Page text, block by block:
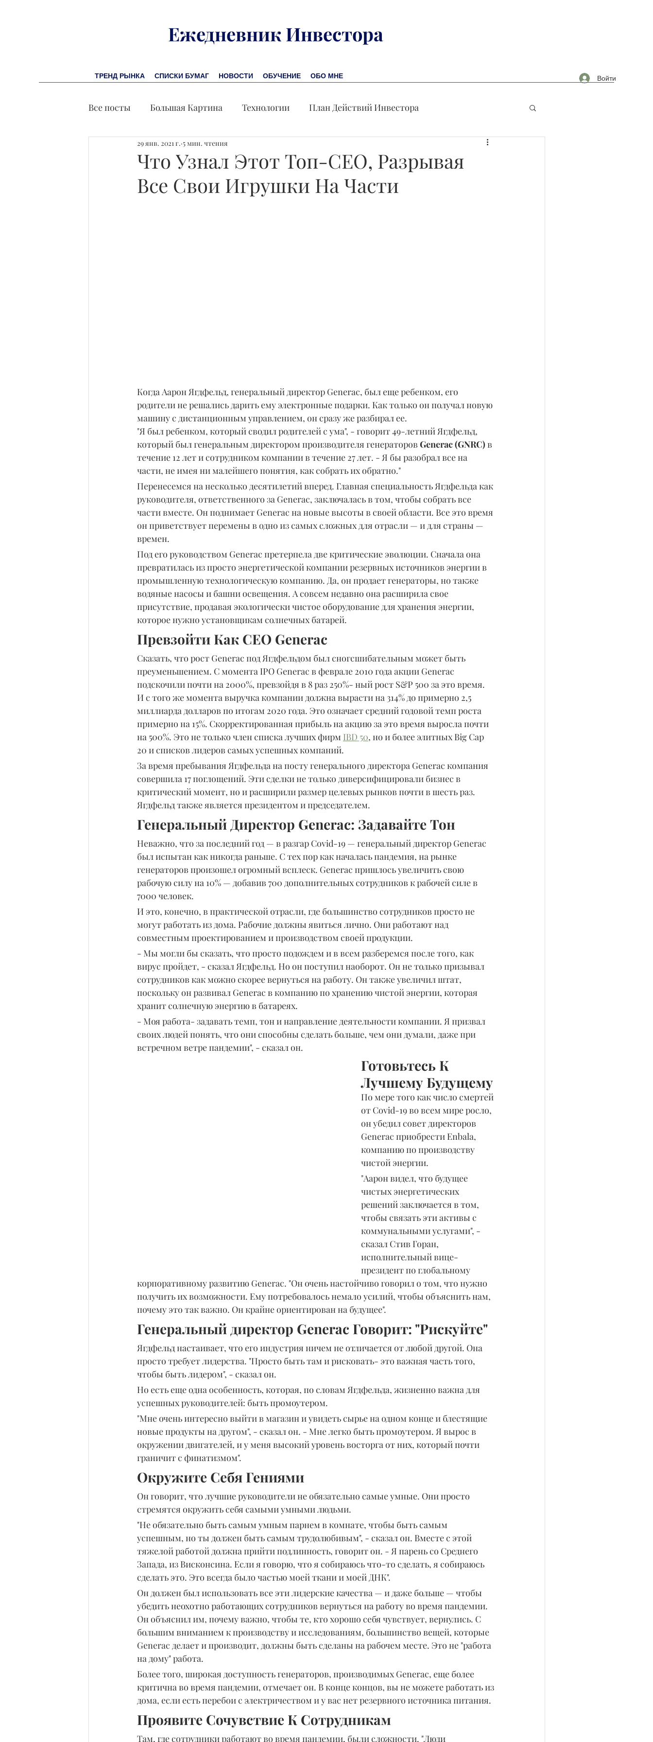
Ежедневник Инвестора
ТРЕНД РЫНКА СПИСКИ БУМАГ НОВОСТИ ОБУЧЕНИЕ ОБО МНЕ Войти
Все посты Большая Картина Технологии План Действий Инвестора
Заметки финсоветника Обучение Промышленность
Лидеры И Успех Экономика Акция дня
Что Узнал Этот Топ-СЕО, Разрывая
Все Свои Игрушки На Части
29 янв. 2021 г. 5 мин. чтения
Когда Аарон Ягдфельд, генеральный директор Generac, был еще ребенком, его
родители не решались дарить ему электронные подарки. Как только он получал новую
машину с дистанционным управлением, он сразу же разбирал ее.
"Я был ребенком, который сводил родителей с ума", - говорит 49-летний Ягдфельд,
который был генеральным директором производителя генераторов Generac (GNRC) в
течение 12 лет и сотрудником компании в течение 27 лет. - Я бы разобрал все на
части, не имея ни малейшего понятия, как собрать их обратно."
Перенесемся на несколько десятилетий вперед. Главная специальность Ягдфельда как
руководителя, ответственного за Generac, заключалась в том, чтобы собрать все
части вместе. Он поднимает Generac на новые высоты в своей области. Все это время
он приветствует перемены в одно из самых сложных для отрасли — и для страны —
времен.
Под его руководством Generac претерпела две критические эволюции. Сначала она
превратилась из просто энергетической компании резервных источников энергии в
промышленную технологическую компанию. Да, он продает генераторы, но также
водяные насосы и башни освещения. А совсем недавно она расширила свое
присутствие, продавая экологически чистое оборудование для хранения энергии,
которое нужно установщикам солнечных батарей.
Превзойти Как СЕО Generac
Сказать, что рост Generac под Ягдфельдом был сногсшибательным может быть
преуменьшением. С момента IPO Generac в феврале 2010 года акции Generac
подскочили почти на 2000%, превзойдя в 8 раз 250%- ный рост S&P 500 за это время.
И с того же момента выручка компании должна вырасти на 314% до примерно 2,5
миллиарда долларов по итогам 2020 года. Это означает средний годовой темп роста
примерно на 15%. Скорректированная прибыль на акцию за это время выросла почти
на 500%. Это не только член списка лучших фирм IBD 50, но и более элитных Big Cap
20 и списков лидеров самых успешных компаний.
За время пребывания Ягдфельда на посту генерального директора Generac компания
совершила 17 поглощений. Эти сделки не только диверсифицировали бизнес в
критический момент, но и расширили размер целевых рынков почти в шесть раз.
Ягдфельд также является президентом и председателем.
Генеральный Директор Generac: Задавайте Тон
Неважно, что за последний год — в разгар Covid-19 — генеральный директор Generac
был испытан как никогда раньше. С тех пор как началась пандемия, на рынке
генераторов произошел огромный всплеск. Generac пришлось увеличить свою
рабочую силу на 10% — добавив 700 дополнительных сотрудников к рабочей силе в
7000 человек.
И это, конечно, в практической отрасли, где большинство сотрудников просто не
могут работать из дома. Рабочие должны явиться лично. Они работают над
совместным проектированием и производством своей продукции.
- Мы могли бы сказать, что просто подождем и в всем разберемся после того, как
вирус пройдет, - сказал Ягдфельд. Но он поступил наоборот. Он не только призывал
сотрудников как можно скорее вернуться на работу. Он также увеличил штат,
поскольку он развивал Generac в компанию по хранению чистой энергии, которая
хранит солнечную энергию в батареях.
- Моя работа- задавать темп, тон и направление деятельности компании. Я призвал
своих людей понять, что они способны сделать больше, чем они думали, даже при
встречном ветре пандемии", - сказал он.
Готовьтесь К
Лучшему Будущему
По мере того как число смертей
от Covid-19 во всем мире росло,
он убедил совет директоров
Generac приобрести Enbala,
компанию по производству
чистой энергии.
"Аарон видел, что будущее
чистых энергетических
решений заключается в том,
чтобы связать эти активы с
коммунальными услугами", -
сказал Стив Горан,
исполнительный вице-
президент по глобальному
корпоративному развитию Generac. "Он очень настойчиво говорил о том, что нужно
получить их возможности. Ему потребовалось немало усилий, чтобы объяснить нам,
почему это так важно. Он крайне ориентирован на будущее".
Генеральный директор Generac Говорит: "Рискуйте"
Ягдфельд настаивает, что его индустрия ничем не отличается от любой другой. Она
просто требует лидерства. "Просто быть там и рисковать- это важная часть того,
чтобы быть лидером", - сказал он.
Но есть еще одна особенность, которая, по словам Ягдфельда, жизненно важна для
успешных руководителей: быть промоутером.
"Мне очень интересно выйти в магазин и увидеть сырье на одном конце и блестящие
новые продукты на другом", - сказал он. - Мне легко быть промоутером. Я вырос в
окружении двигателей, и у меня высокий уровень восторга от них, который почти
граничит с финатизмом".
Окружите Себя Гениями
Он говорит, что лучшие руководители не обязательно самые умные. Они просто
стремятся окружить себя самыми умными людьми.
"Не обязательно быть самым умным парнем в комнате, чтобы быть самым
успешным, но ты должен быть самым трудолюбивым", - сказал он. Вместе с этой
тяжелой работой должна прийти подлинность, говорит он. - Я парень со Среднего
Запада, из Висконсина. Если я говорю, что я собираюсь что-то сделать, я собираюсь
сделать это. Это всегда было частью моей ткани и моей ДНК".
Он должен был использовать все эти лидерские качества — и даже больше — чтобы
убедить неохотно работающих сотрудников вернуться на работу во время пандемии.
Он объяснил им, почему важно, чтобы те, кто хорошо себя чувствует, вернулись. С
большим вниманием к производству и исследованиям, большинство вещей, которые
Generac делает и производит, должны быть сделаны на рабочем месте. Это не "работа
на дому" работа.
Более того, широкая доступность генераторов, производимых Generac, еще более
критична во время пандемии, отмечает он. В конце концов, вы не можете работать из
дома, если есть перебои с электричеством и у вас нет резервного источника питания.
Проявите Сочувствие К Сотрудникам
Там, где сотрудники работают во время пандемии, были сложности. "Люди